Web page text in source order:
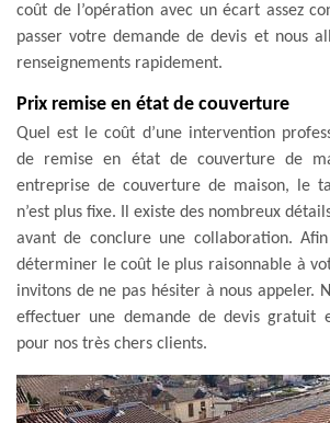
coût de l’opération avec un écart assez
passer votre demande de devis et nous
renseignements rapidement.
Prix remise en état de couverture
Quel est le coût d’une intervention
de remise en état de couverture de
entreprise de couverture de maison, le
n’est plus fixe. Il existe des nombreux
avant de conclure une collaboration.
déterminer le coût le plus raisonnable à
invitons de ne pas hésiter à nous appeler.
effectuer une demande de devis gratuit
pour nos très chers clients.